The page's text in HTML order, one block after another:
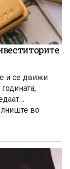
и се движи
во